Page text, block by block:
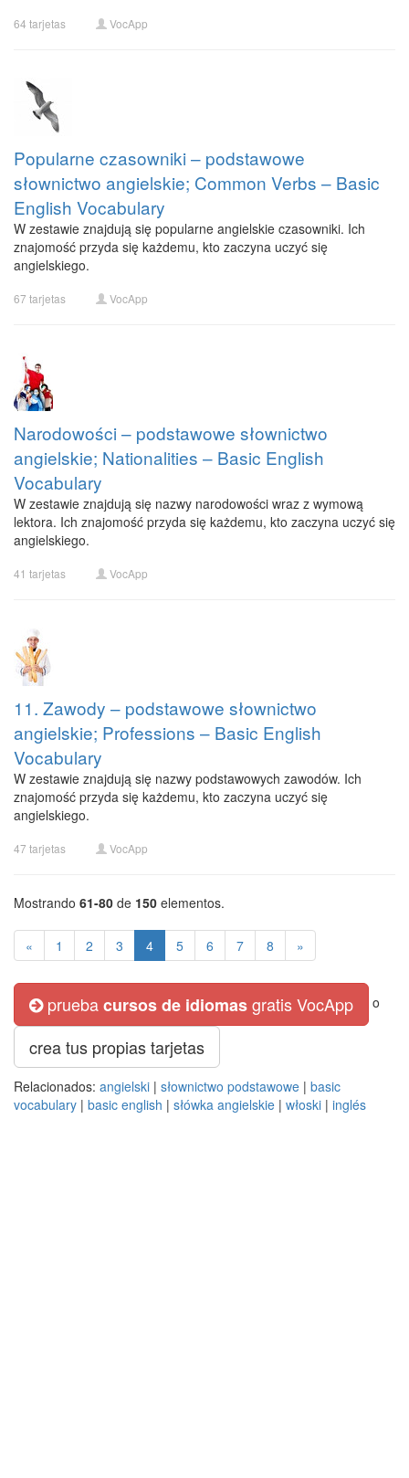
64 tarjetas VocApp
Popularne czasowniki – podstawowe
słownictwo angielskie; Common Verbs – Basic
English Vocabulary
W zestawie znajdują się popularne angielskie czasowniki. Ich
znajomość przyda się każdemu, kto zaczyna uczyć się
angielskiego.
67 tarjetas VocApp
Narodowości – podstawowe słownictwo
angielskie; Nationalities – Basic English
Vocabulary
W zestawie znajdują się nazwy narodowości wraz z wymową
lektora. Ich znajomość przyda się każdemu, kto zaczyna uczyć się
angielskiego.
41 tarjetas VocApp
11. Zawody – podstawowe słownictwo
angielskie; Professions – Basic English
Vocabulary
W zestawie znajdują się nazwy podstawowych zawodów. Ich
znajomość przyda się każdemu, kto zaczyna uczyć się
angielskiego.
47 tarjetas VocApp
Mostrando 61-80 de 150 elementos.
« 1 2 3 4 5 6 7 8 »
pruebacursos de idiomasgratis VocApp o
crea tus propias tarjetas
Relacionados: angielski | słownictwo podstawowe | basic
vocabulary | basic english | słówka angielskie | włoski | inglés